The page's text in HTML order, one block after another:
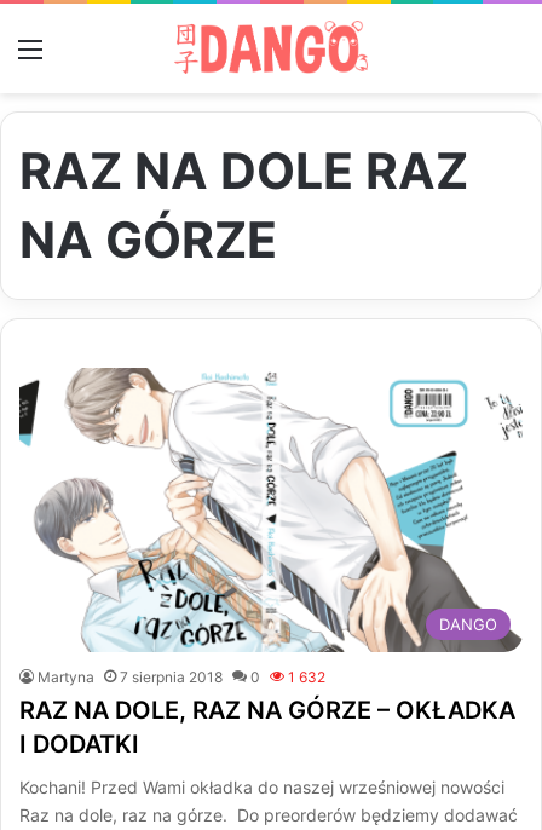
RAZ NA DOLE RAZ
NA GÓRZE
DANGO
Martyna 7 sierpnia 2018 0 1 632
RAZ NA DOLE, RAZ NA GÓRZE – OKŁADKA
I DODATKI
Kochani! Przed Wami okładka do naszej wrześniowej nowości
Raz na dole, raz na górze. Do preorderów będziemy dodawać